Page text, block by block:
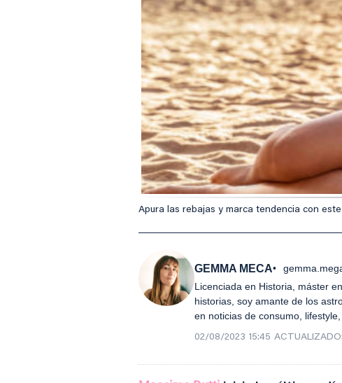
Apura las rebajas y marca tendencia con
GEMMA MECA
Licenciada en Historia, máster
historias, soy amante de los
en noticias de consumo,
02/08/2023 15:45 ACTUALIZADO: